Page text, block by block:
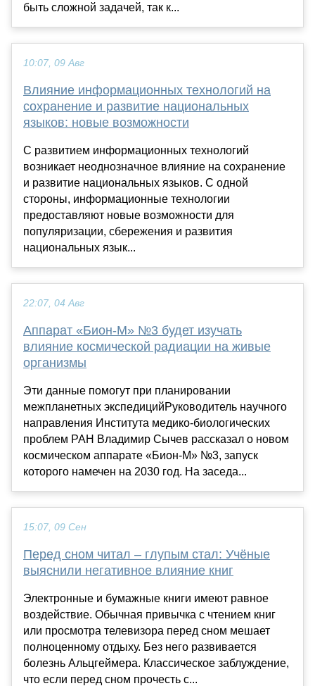
быть сложной задачей, так к...
10:07, 09 Авг
Влияние информационных технологий на
сохранение и развитие национальных
языков: новые возможности
С развитием информационных технологий
возникает неоднозначное влияние на сохранение
и развитие национальных языков. С одной
стороны, информационные технологии
предоставляют новые возможности для
популяризации, сбережения и развития
национальных язык...
22:07, 04 Авг
Аппарат «Бион-М» №3 будет изучать
влияние космической радиации на живые
организмы
Эти данные помогут при планировании
межпланетных экспедицийРуководитель научного
направления Института медико-биологических
проблем РАН Владимир Сычев рассказал о новом
космическом аппарате «Бион-М» №3, запуск
которого намечен на 2030 год. На заседа...
15:07, 09 Сен
Перед сном читал – глупым стал: Учёные
выяснили негативное влияние книг
Электронные и бумажные книги имеют равное
воздействие. Обычная привычка с чтением книг
или просмотра телевизора перед сном мешает
полноценному отдыху. Без него развивается
болезнь Альцгеймера. Классическое заблуждение,
что если перед сном прочесть с...